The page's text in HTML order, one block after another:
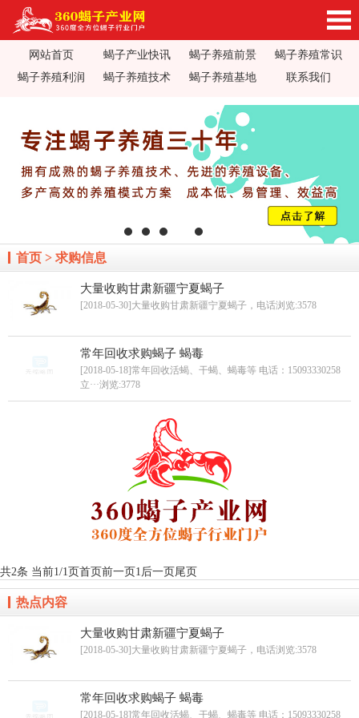
360蝎子养殖产业网_蝎子养殖技术视频_蝎子养
治_全蝎药方价值加工_蝎子养殖场基地加盟
网站首页 蝎子产业快讯 蝎子养殖前景
蝎子养殖常识
蝎子养殖利润
蝎子养殖技术 蝎子养殖基地 联系我们
首页 > 求购信息
大量收购甘肃新疆宁夏蝎子
[2018-05-30]大量收购甘肃新疆宁夏蝎子，电话浏览:3578
常年回收求购蝎子 蝎毒
[2018-05-18]常年回收活蝎、干蝎、蝎毒等 电话：15093330258
立···浏览:3778
共2条 当前1/1页首页前一页1后一页尾页
热点内容
大量收购甘肃新疆宁夏蝎子
[2018-05-30]大量收购甘肃新疆宁夏蝎子，电话浏览:3578
常年回收求购蝎子 蝎毒
[2018-05-18]常年回收活蝎、干蝎、蝎毒等 电话：15093330258